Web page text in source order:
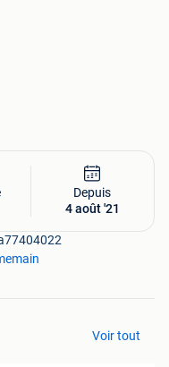
Depuis
4 août '21
Voir tout